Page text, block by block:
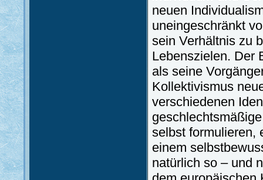
neuen
uneingeschränkt
sein Verhältnis zu
Lebenszielen. Der
als seine
Kollektivismus
verschiedenen
selbst formulieren,
einem
natürlich so – und